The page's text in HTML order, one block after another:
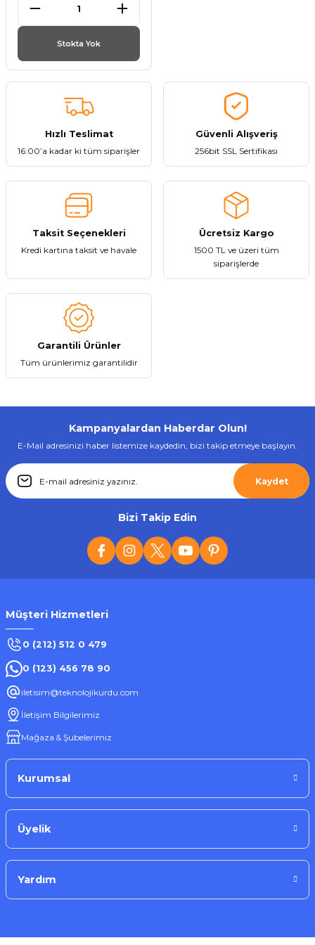
Stokta Yok
Hızlı Teslimat
16:00’a kadar ki tüm siparişler
Güvenli Alışveriş
256bit SSL Sertifikası
Taksit Seçenekleri
Kredi kartına taksit ve havale
Ücretsiz Kargo
1500 TL ve üzeri tüm
siparişlerde
Garantili Ürünler
Tüm ürünlerimiz garantilidir
Kampanyalardan Haberdar Olun!
E-Mail adresinizi haber listemize kaydedin, bizi takip etmeye başlayın.
Kaydet
Bizi Takip Edin
Müşteri Hizmetleri
0 (212) 512 0 479
0 (123) 456 78 90
iletisim@teknolojikurdu.com
İletişim Bilgilerimiz
Mağaza & Şubelerimiz
Kurumsal
Üyelik
Yardım